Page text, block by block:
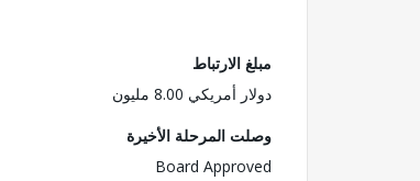
مبلغ الارتباط
دولار أمريكي 8.00 مليون
وصلت المرحلة الأخيرة
Board Approved